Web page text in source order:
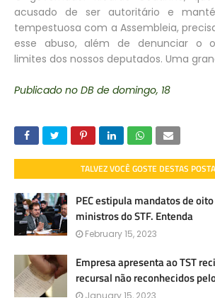
acusado de ser autoritário e
tempestuosa com a Assembleia,
esse abuso, além de denunciar o
limites dos nossos deputados. Uma
Publicado no DB de domingo, 18
TALVEZ VOCÊ GOSTE DESTAS
PEC estipula mandatos de
ministros do STF. Entenda
February 15, 2023
Empresa apresenta ao TST
recursal não reconhecidos
January 15, 2023